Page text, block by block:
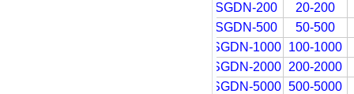
SGDN-200
20-200
SGDN-500
50-500
SGDN-1000 100-1000
SGDN-2000 200-2000
SGDN-5000 500-5000